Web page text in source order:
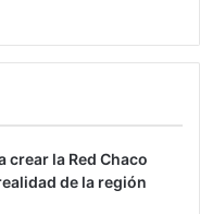
crear la Red Chaco
de la región